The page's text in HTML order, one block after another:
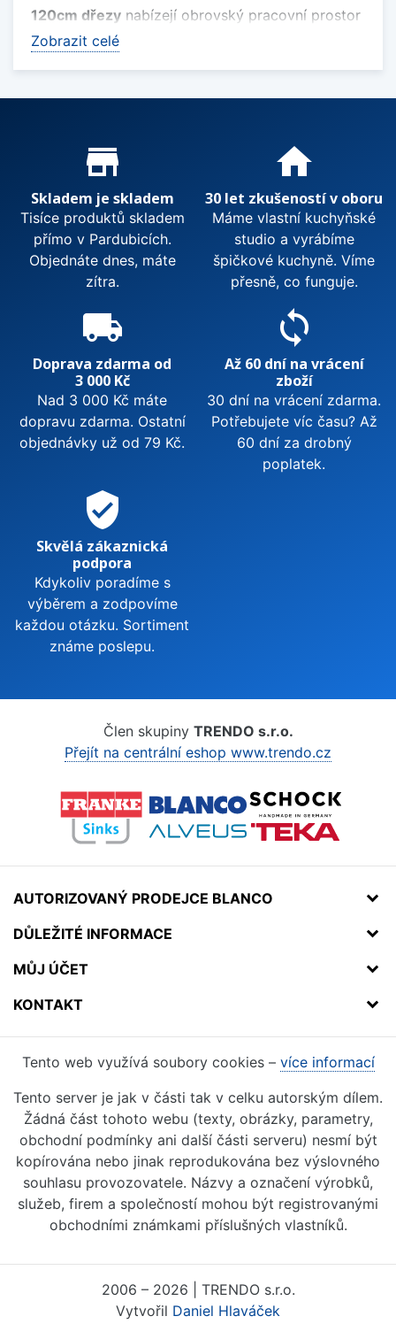
Zobrazit celé
120cm dřezy nabízejí obrovský pracovní prostor
a hodí se do moderních kuchyní, kde se vaří
opravdu naplno. Umožňují pohodlné mytí, sušení i
drtiči odpadu
Zobrazit méně
Proč nakupovat u nás?
store_mall_directory
Skladem je skladem
Tisíce produktů skladem
přímo v Pardubicích.
Objednáte dnes, máte
zítra.
home
30 let zkušeností v oboru
Máme vlastní kuchyňské
studio a vyrábíme
špičkové kuchyně. Víme
přesně, co funguje.
local_shipping
Doprava zdarma od
3 000 Kč
Nad 3 000 Kč máte
dopravu zdarma. Ostatní
objednávky už od 79 Kč.
sync
Až 60 dní na vrácení
zboží
30 dní na vrácení zdarma.
Potřebujete víc času? Až
60 dní za drobný
poplatek.
verified_user
Skvělá zákaznická
podpora
Kdykoliv poradíme s
výběrem a zodpovíme
každou otázku. Sortiment
známe poslepu.
Člen skupiny TRENDO s.r.o.
Přejít na centrální eshop www.trendo.cz
AUTORIZOVANÝ PRODEJCE BLANCO
DŮLEŽITÉ INFORMACE
MŮJ ÚČET
KONTAKT
Tento web využívá soubory cookies – více informací
Tento server je jak v části tak v celku autorským dílem.
Žádná část tohoto webu (texty, obrázky, parametry,
obchodní podmínky ani další části serveru) nesmí být
kopírována nebo jinak reprodukována bez výslovného
souhlasu provozovatele. Názvy a označení výrobků,
služeb, firem a společností mohou být registrovanými
obchodními známkami příslušných vlastníků.
2006 – 2026 | TRENDO s.r.o.
Vytvořil Daniel Hlaváček